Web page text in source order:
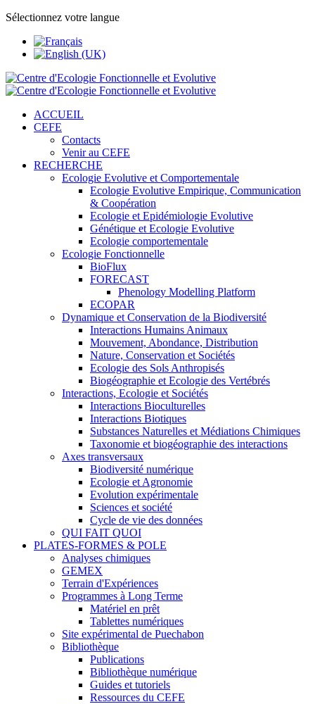
Sélectionnez votre langue
ACCUEIL
CEFE
Contacts
Venir au CEFE
RECHERCHE
Ecologie Evolutive et Comportementale
Ecologie Evolutive Empirique, Communication
& Coopération
Ecologie et Epidémiologie Evolutive
Génétique et Ecologie Evolutive
Ecologie comportementale
Ecologie Fonctionnelle
BioFlux
FORECAST
Phenology Modelling Platform
ECOPAR
Dynamique et Conservation de la Biodiversité
Interactions Humains Animaux
Mouvement, Abondance, Distribution
Nature, Conservation et Sociétés
Ecologie des Sols Anthropisés
Biogéographie et Ecologie des Vertébrés
Interactions, Ecologie et Sociétés
Interactions Bioculturelles
Interactions Biotiques
Substances Naturelles et Médiations Chimiques
Taxonomie et biogéographie des interactions
Axes transversaux
Biodiversité numérique
Ecologie et Agronomie
Evolution expérimentale
Sciences et société
Cycle de vie des données
QUI FAIT QUOI
PLATES-FORMES & POLE
Analyses chimiques
GEMEX
Terrain d'Expériences
Programmes à Long Terme
Matériel en prêt
Tablettes numériques
Site expérimental de Puechabon
Bibliothèque
Publications
Bibliothèque numérique
Guides et tutoriels
Ressources du CEFE